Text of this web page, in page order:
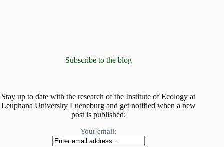
Subscribe to the blog
Stay up to date with the research of the Institute of Ecology at
Leuphana University Lueneburg and get notified when a new
post is published:
Your email: